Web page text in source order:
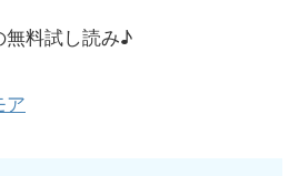
無料試し読み♪
ア